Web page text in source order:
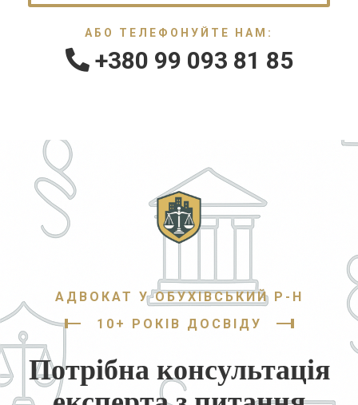
АБО ТЕЛЕФОНУЙТЕ НАМ:
+380 99 093 81 85
АДВОКАТ У ОБУХІВСЬКИЙ Р-Н
10+ РОКІВ ДОСВІДУ
Потрібна консультація